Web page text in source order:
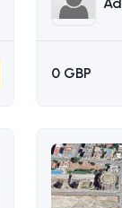
0 GBP